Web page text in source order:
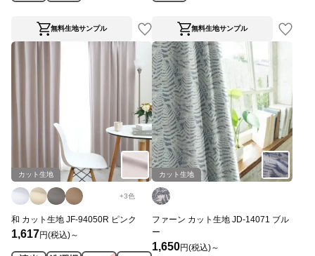
無料生地サンプル 無料生地サンプル
カット生地
+3色
和 カット生地 JF-94050R ピンク
1,617円(税込)～
カット生地
ファーン カット生地 JD-14071 ブル
ー
1,650円(税込)～